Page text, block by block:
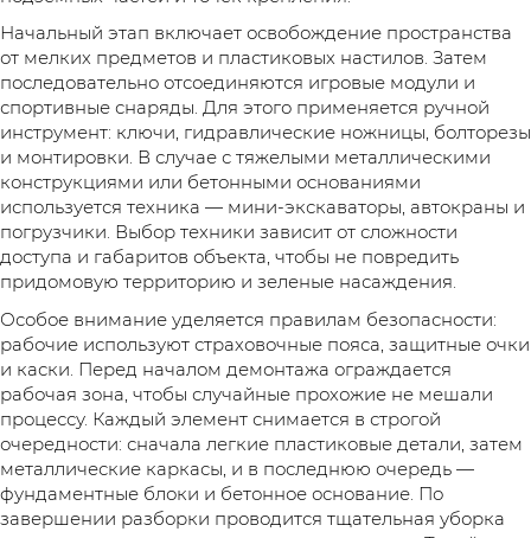
Начальный этап включает освобождение пространства
от мелких предметов и пластиковых настилов. Затем
последовательно отсоединяются игровые модули и
спортивные снаряды. Для этого применяется ручной
инструмент: ключи, гидравлические ножницы, болторезы
и монтировки. В случае с тяжелыми металлическими
конструкциями или бетонными основаниями
используется техника — мини-экскаваторы, автокраны и
погрузчики. Выбор техники зависит от сложности
доступа и габаритов объекта, чтобы не повредить
придомовую территорию и зеленые насаждения.
Особое внимание уделяется правилам безопасности:
рабочие используют страховочные пояса, защитные очки
и каски. Перед началом демонтажа ограждается
рабочая зона, чтобы случайные прохожие не мешали
процессу. Каждый элемент снимается в строгой
очередности: сначала легкие пластиковые детали, затем
металлические каркасы, и в последнюю очередь —
фундаментные блоки и бетонное основание. По
завершении разборки проводится тщательная уборка